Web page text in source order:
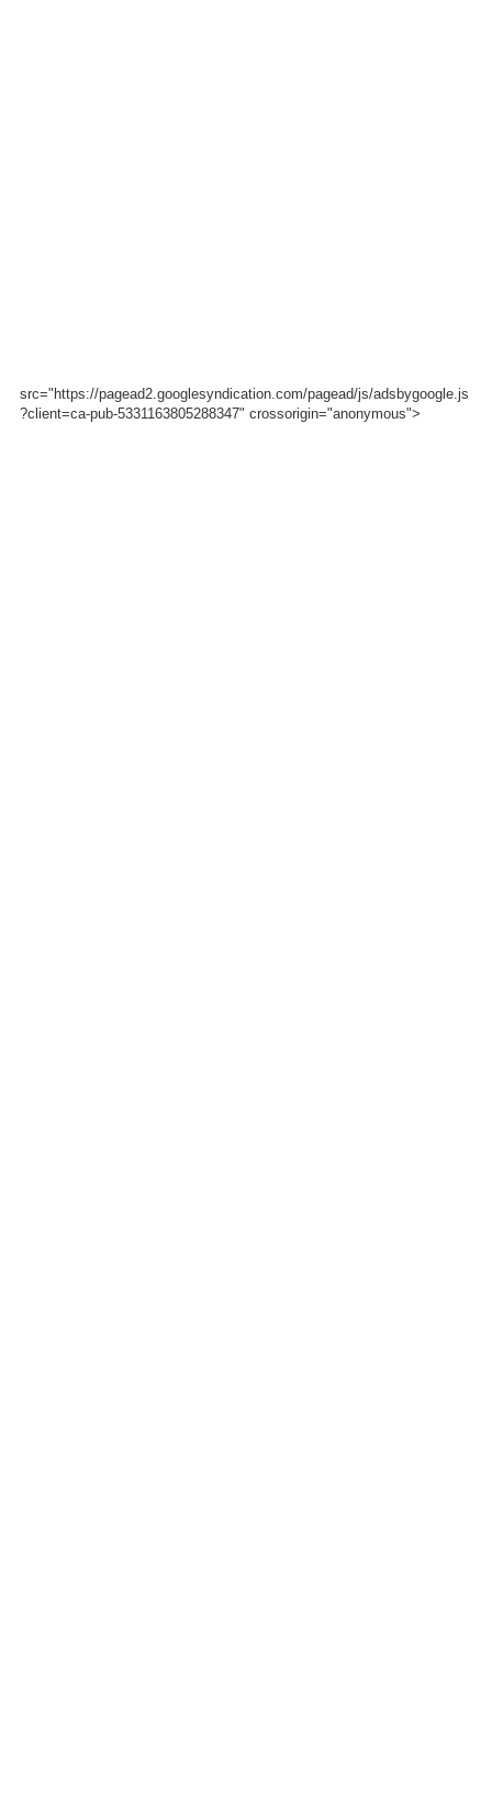
src="https://pagead2.googlesyndication.com/pagead/js/adsbygoogle.js
?client=ca-pub-5331163805288347" crossorigin="anonymous">